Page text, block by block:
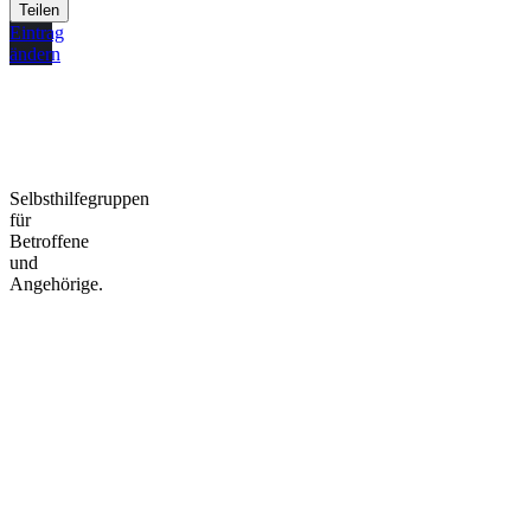
Teilen
Eintrag
ändern
Selbsthilfegruppen
für
Betroffene
und
Angehörige.